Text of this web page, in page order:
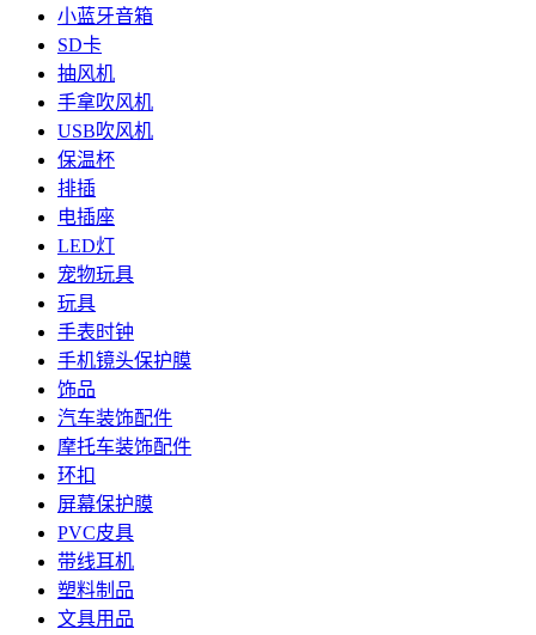
小蓝牙音箱
SD卡
抽风机
手拿吹风机
USB吹风机
保温杯
排插
电插座
LED灯
宠物玩具
玩具
手表时钟
手机镜头保护膜
饰品
汽车装饰配件
摩托车装饰配件
环扣
屏幕保护膜
PVC皮具
带线耳机
塑料制品
文具用品